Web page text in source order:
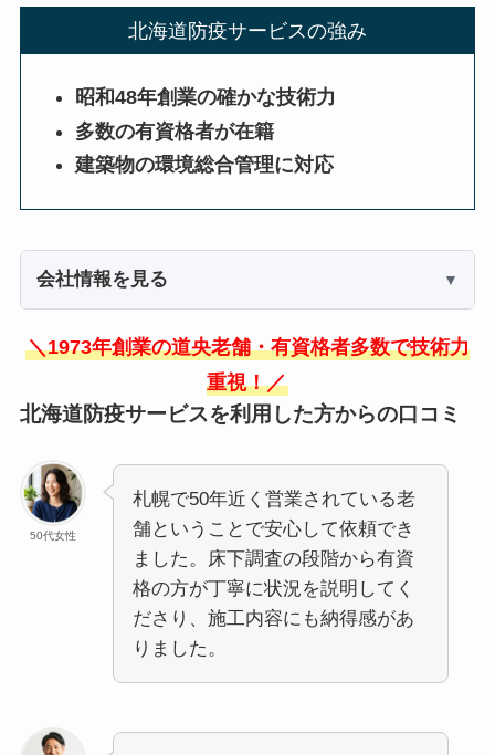
北海道防疫サービスの強み
昭和48年創業の確かな技術力
多数の有資格者が在籍
建築物の環境総合管理に対応
会社情報を見る
＼1973年創業の道央老舗・有資格者多数で技術力
重視！／
北海道防疫サービスを利用した方からの口コミ
50代女性
札幌で50年近く営業されている老
舗ということで安心して依頼でき
ました。床下調査の段階から有資
格の方が丁寧に状況を説明してく
ださり、施工内容にも納得感があ
りました。